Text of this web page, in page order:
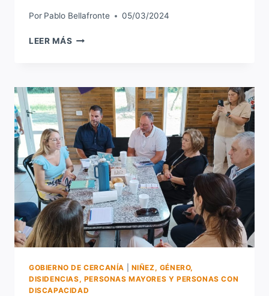
Por Pablo Bellafronte 05/03/2024
LEER MÁS VIERNES
INFORMACIÓN
IMPORTANTE
POR
EL
DÍA
INTERNACIONAL
DE
LA
MUJER
GOBIERNO DE CERCANÍA
NIÑEZ, GÉNERO,
DISIDENCIAS, PERSONAS MAYORES Y PERSONAS CON
DISCAPACIDAD